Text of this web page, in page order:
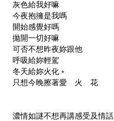
灰色給我好嘛
今夜抱擁是我嗎
開始感覺好嗎
拋開一切好嘛
可否不想昨夜妳跟他
呼吸給妳輕駕
冬天給妳火化﹡
只想今晚擦著愛 火 花
濃情如謎不想再講感受及情話